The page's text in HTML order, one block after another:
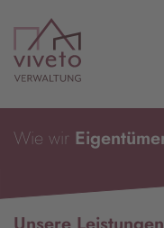
Wie wir